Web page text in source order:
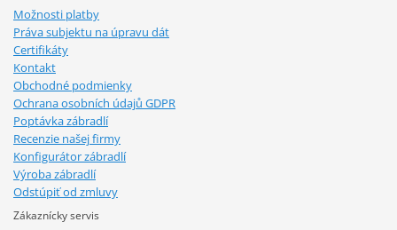
Možnosti platby
Práva subjektu na úpravu dát
Certifikáty
Kontakt
Obchodné podmienky
Ochrana osobních údajů GDPR
Poptávka zábradlí
Recenzie našej firmy
Konfigurátor zábradlí
Výroba zábradlí
Odstúpiť od zmluvy
Zákaznícky servis